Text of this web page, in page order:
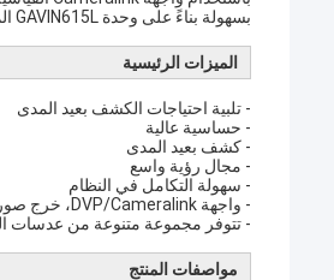
بسهولة بناءً على وحدة GAVIN615L المبردة بالأشعة تحت الحمراء.
الميزات الرئيسية
- تلبية احتياجات الكشف بعيد المدى
- حساسية عالية
- كشف بعيد المدى
- مجال رؤية واسع
- سهولة التكامل في النظام
- واجهة DVP/Cameralink، خرج صور RAW/YUV
- تتوفر مجموعة متنوعة من عدسات
مواصفات المنتج